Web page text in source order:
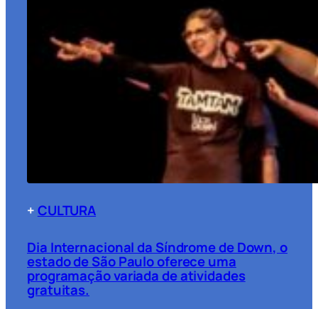
+CULTURA
Dia Internacional da Síndrome de Down, o
estado de São Paulo oferece uma
programação variada de atividades
gratuitas.